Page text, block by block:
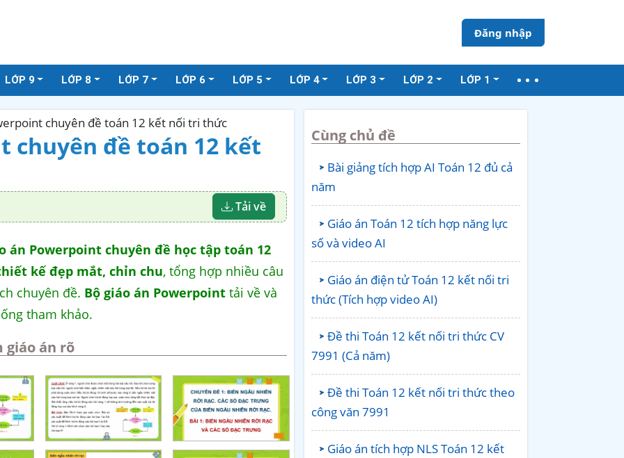
Đăng nhập
LỚP 9 LỚP 8 LỚP 7 LỚP 6 LỚP 5 LỚP 4 LỚP 3 LỚP 2 LỚP 1
chuyên đề toán 12 kết nối tri thức
chuyên đề toán 12 kết
Tải về
án Powerpoint chuyên đề học tập toán 12
kế đẹp mắt, chỉn chu, tổng hợp nhiều câu
chuyên đề. Bộ giáo án Powerpointtải về và
tham khảo.
giáo án rõ
Cùng chủ đề
Bài giảng tích hợp AI Toán 12 đủ cả
năm
Giáo án Toán 12 tích hợp năng lực
số và video AI
Giáo án điện tử Toán 12 kết nối tri
thức (Tích hợp video AI)
Đề thi Toán 12 kết nối tri thức CV
7991 (Cả năm)
Đề thi Toán 12 kết nối tri thức theo
công văn 7991
Giáo án tích hợp NLS Toán 12 kết